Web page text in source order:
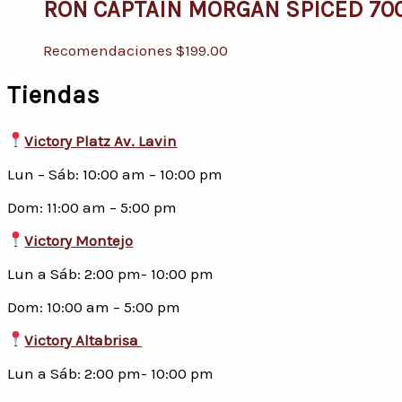
RON CAPTAIN MORGAN SPICED
Recomendaciones $199.00
Tiendas
Victory Platz Av. Lavin
Lun – Sáb: 10:00 am – 10:00 pm
Dom: 11:00 am – 5:00 pm
Victory Montejo
Lun a Sáb: 2:00 pm- 10:00 pm
Dom: 10:00 am – 5:00 pm
Victory Altabrisa
Lun a Sáb: 2:00 pm- 10:00 pm